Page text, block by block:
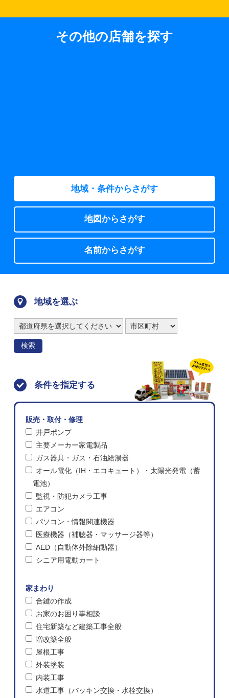
その他の店舗を探す
地域・条件からさがす
地図からさがす
名前からさがす
地域を選ぶ
検索
条件を指定する
販売・取付・修理
井戸ポンプ
主要メーカー家電製品
ガス器具・ガス・石油給湯器
オール電化（IH・エコキュート）・太陽光発電（蓄
電池）
監視・防犯カメラ工事
エアコン
パソコン・情報関連機器
医療機器（補聴器・マッサージ器等）
AED（自動体外除細動器）
シニア用電動カート
家まわり
合鍵の作成
お家のお困り事相談
住宅新築など建築工事全般
増改築全般
屋根工事
外装塗装
内装工事
水道工事（パッキン交換・水栓交換）